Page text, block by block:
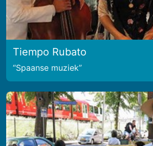
Tiempo Rubato
Spaanse muziek